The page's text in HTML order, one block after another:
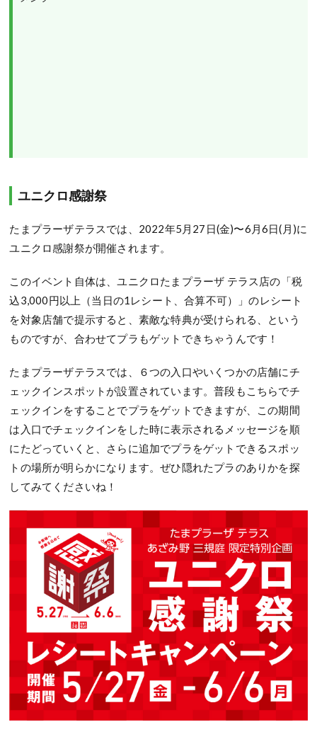
ユニクロ感謝祭
たまプラーザテラスでは、2022年5月27日(金)〜6月6日(月)に
ユニクロ感謝祭が開催されます。
このイベント自体は、ユニクロたまプラーザ テラス店の「税
込3,000円以上（当日の1レシート、合算不可）」のレシート
を対象店舗で提示すると、素敵な特典が受けられる、という
ものですが、合わせてプラもゲットできちゃうんです！
たまプラーザテラスでは、６つの入口やいくつかの店舗にチ
ェックインスポットが設置されています。普段もこちらでチ
ェックインをすることでプラをゲットできますが、この期間
は入口でチェックインをした時に表示されるメッセージを順
にたどっていくと、さらに追加でプラをゲットできるスポッ
トの場所が明らかになります。ぜひ隠れたプラのありかを探
してみてくださいね！